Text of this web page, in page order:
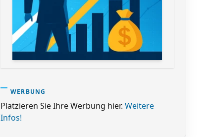
WERBUNG
Platzieren Sie Ihre Werbung hier. Weitere
Infos!